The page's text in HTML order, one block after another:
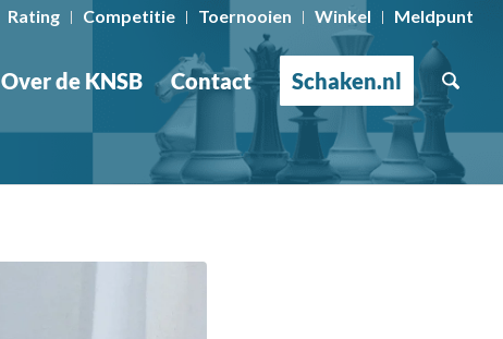
Rating Competitie Toernooien Winkel Meldpunt
Over de KNSB Contact Schaken.nl